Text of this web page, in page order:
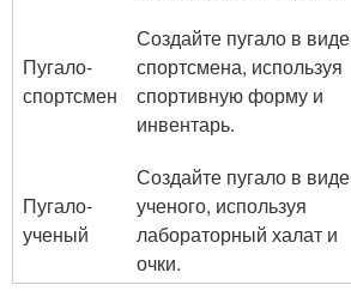
Пугало-
спортсмен
Создайте пугало в виде
спортсмена, используя
спортивную форму и
инвентарь.
Пугало-
ученый
Создайте пугало в виде
ученого, используя
лабораторный халат и
очки.